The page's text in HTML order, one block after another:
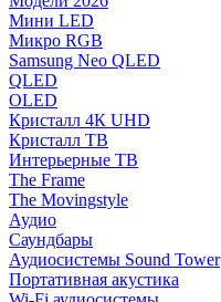
Мини LED
Микро RGB
Samsung Neo QLED
QLED
OLED
Кристалл 4К UHD
Кристалл ТВ
Интерьерные ТВ
The Frame
The Movingstyle
Аудио
Саундбары
Аудиосистемы Sound Tower
Портативная акустика